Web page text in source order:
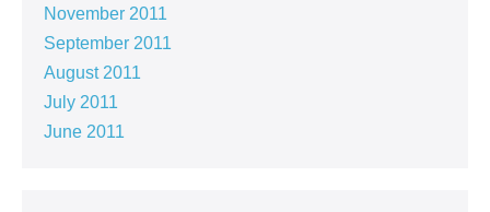
November 2011
September 2011
August 2011
July 2011
June 2011